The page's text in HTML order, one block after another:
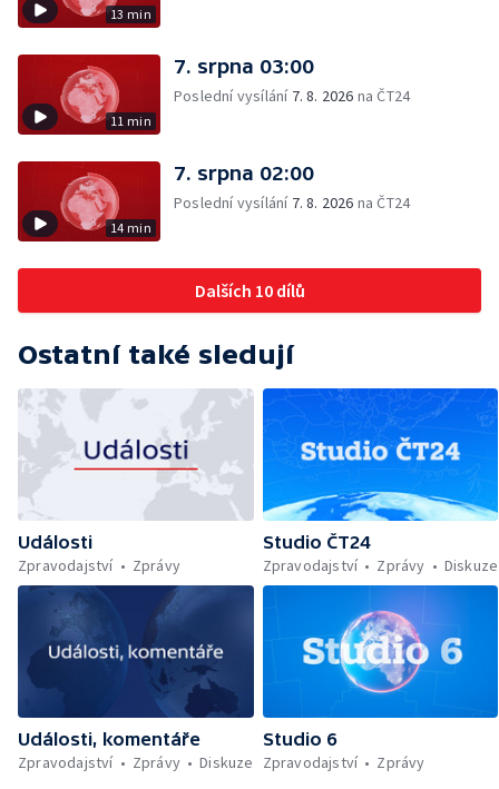
13 min
11 min
7. srpna 03:00
Poslední vysílání 7. 8. 2026 na ČT24
14 min
7. srpna 02:00
Poslední vysílání 7. 8. 2026 na ČT24
Dalších 10 dílů
Ostatní také sledují
Události
Zpravodajství
Zprávy
Studio ČT24
Zpravodajství
Zprávy Diskuze
Události, komentáře
Zpravodajství
Zprávy Diskuze
Studio 6
Zpravodajství
Zprávy